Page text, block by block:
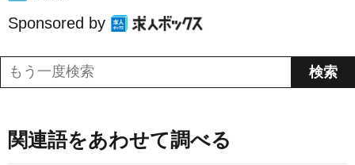
Sponsored by
関連語をあわせて調べる